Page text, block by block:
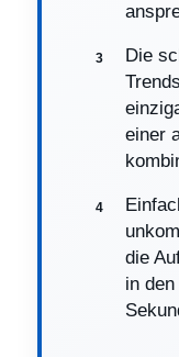
Die
einer
die
in